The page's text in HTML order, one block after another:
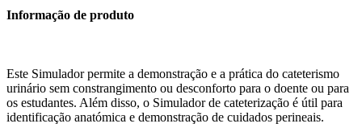
Informação de produto
Este Simulador permite a demonstração e a prática do cateterismo
urinário sem constrangimento ou desconforto para o doente ou para
os estudantes. Além disso, o Simulador de cateterização é útil para
identificação anatómica e demonstração de cuidados perineais.